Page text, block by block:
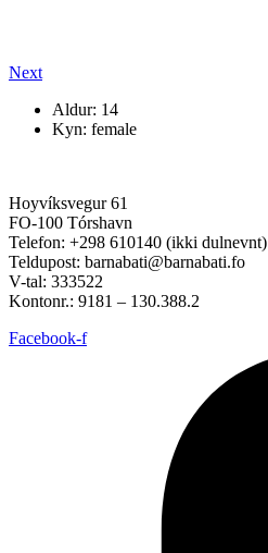
Next
Aldur: 14
Kyn: female
Hoyvíksvegur 61
FO-100 Tórshavn
Telefon: +298 610140 (ikki dulnevnt)
Teldupost: barnabati@barnabati.fo
V-tal: 333522
Kontonr.: 9181 – 130.388.2
Facebook-f